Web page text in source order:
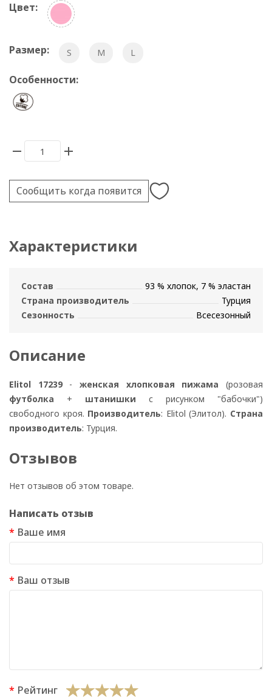
Цвет:
Размер: S M L
Особенности:
Сообщить когда появится
Характеристики
Состав
93 % хлопок, 7 % эластан
Страна производитель
Турция
Сезонность
Всесезонный
Описание
Elitol 17239-женская хлопковая пижама (розовая
футболка + штанишки с рисунком "бабочки")
свободного кроя. Производитель: Elitol (Элитол). Страна
производитель: Турция.
Отзывов
Нет отзывов об этом товаре.
Написать отзыв
Ваше имя
Ваш отзыв
Рейтинг